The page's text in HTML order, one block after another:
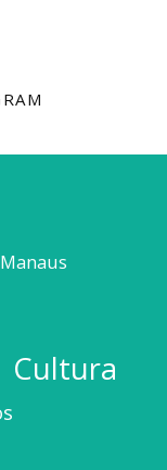
Cultura